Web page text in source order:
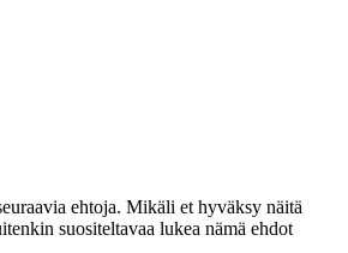
ehtoja. Mikäli et hyväksy näitä
suositeltavaa lukea nämä ehdot